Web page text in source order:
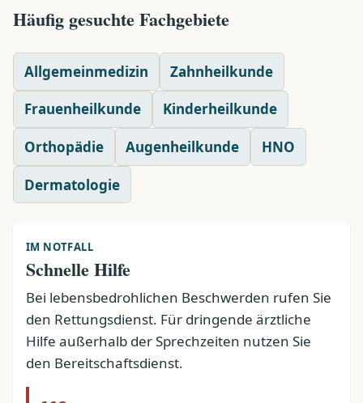
Häufig gesuchte Fachgebiete
Allgemeinmedizin Zahnheilkunde
Frauenheilkunde Kinderheilkunde
Orthopädie Augenheilkunde HNO
Dermatologie
IM NOTFALL
Schnelle Hilfe
Bei lebensbedrohlichen Beschwerden rufen Sie
den Rettungsdienst. Für dringende ärztliche
Hilfe außerhalb der Sprechzeiten nutzen Sie
den Bereitschaftsdienst.